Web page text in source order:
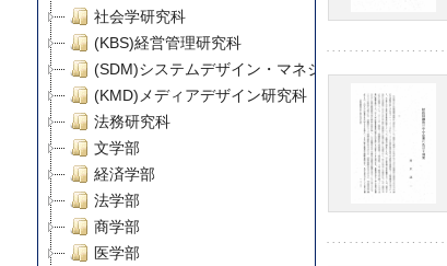
社会学研究科
(KBS)経営管理研究科
(SDM)システムデザイン・マネジメント研究科
(KMD)メディアデザイン研究科
法務研究科
文学部
経済学部
法学部
商学部
医学部